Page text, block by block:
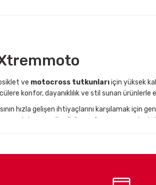
ve motocross tutkunlarıiçin yüksek
konfor, dayanıklılık ve stil sunan
hızla gelişen ihtiyaçlarını karşılamak
ve şık tasarımı ile sürüş performansınızı